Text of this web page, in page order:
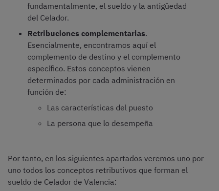
fundamentalmente, el sueldo y la antigüedad
del Celador.
Retribuciones complementarias.
Esencialmente, encontramos aquí el
complemento de destino y el complemento
específico. Estos conceptos vienen
determinados por cada administración en
función de:
Las características del puesto
La persona que lo desempeña
Por tanto, en los siguientes apartados veremos uno por
uno todos los conceptos retributivos que forman el
sueldo de Celador de Valencia: